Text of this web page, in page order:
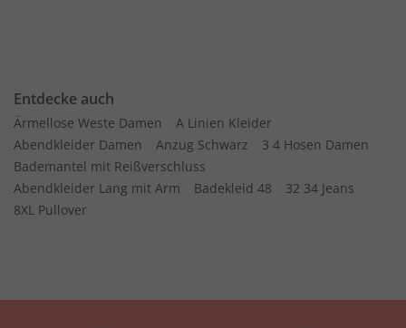
Entdecke auch
Ärmellose Weste Damen
A Linien Kleider
Abendkleider Damen
Anzug Schwarz
3 4 Hosen Damen
Bademantel mit Reißverschluss
Abendkleider Lang mit Arm
Badekleid 48
32 34 Jeans
8XL Pullover